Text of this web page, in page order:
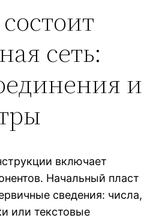
сеть:
и
включает
Начальный пласт
сведения: числа,
или текстовые